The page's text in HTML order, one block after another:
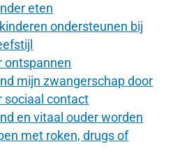
eten
ondersteunen bij
ontspannen
mijn zwangerschap door
sociaal contact
en vitaal ouder worden
met roken, drugs of